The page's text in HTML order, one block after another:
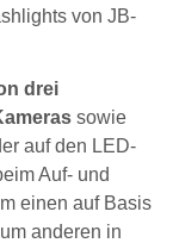
von JB-
drei
sowie
auf den LED-
Auf- und
einen auf Basis
anderen in